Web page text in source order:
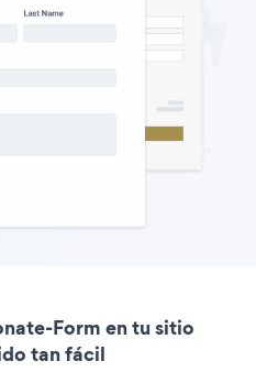
Form en tu sitio
tan fácil